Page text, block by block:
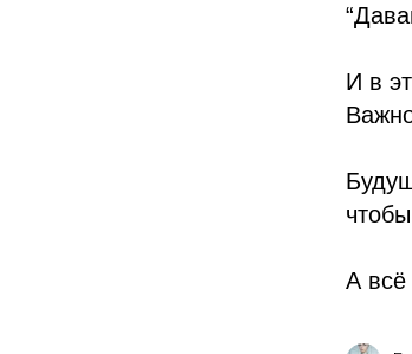
И в
А всё